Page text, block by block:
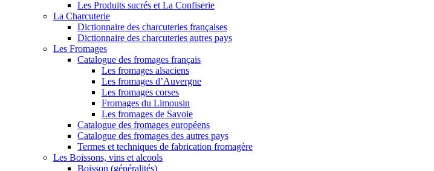
Les Produits sucrés et La Confiserie
La Charcuterie
Dictionnaire des charcuteries françaises
Dictionnaire des charcuteries autres pays
Les Fromages
Catalogue des fromages français
Les fromages alsaciens
Les fromages d’Auvergne
Les fromages corses
Fromages du Limousin
Les fromages de Savoie
Catalogue des fromages européens
Catalogue des fromages des autres pays
Termes et techniques de fabrication fromagère
Les Boissons, vins et alcools
Boisson (généralités)